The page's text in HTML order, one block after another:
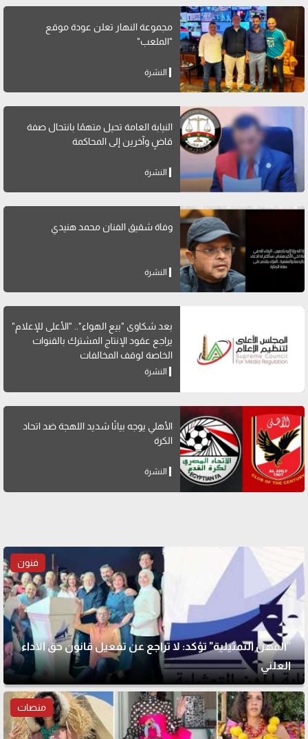
مجموعة النهار تعلن عودة موقع
"الملعب"
النشرة
النيابة العامة تحيل متهمًا بانتحال صفة
قاضٍ وآخرين إلى المحاكمة
النشرة
وفاة شقيق الفنان محمد هنيدي
النشرة
بعد شكاوى "بيع الهواء".. "الأعلى للإعلام"
يراجع عقود الإنتاج المشترك بالقنوات
الخاصة لوقف المخالفات
النشرة
الأهلي يوجه بيانًا شديد اللهجة ضد اتحاد
الكرة
النشرة
فنون
"المهن التمثيلية" تؤكد: لا تراجع عن تفعيل قانون حق الأداء
العلني
منصات